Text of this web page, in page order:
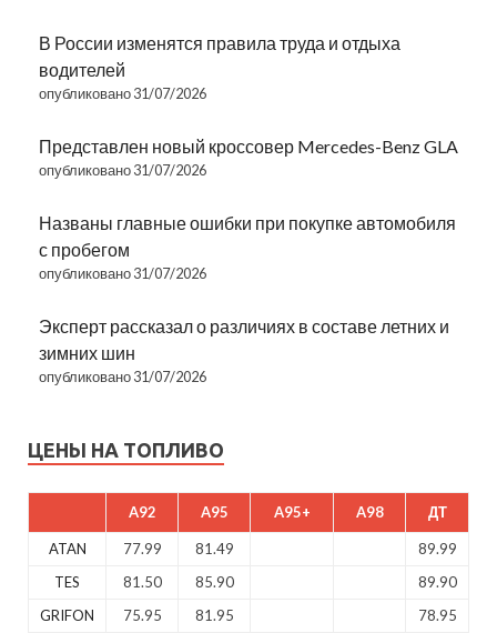
В России изменятся правила труда и отдыха
водителей
опубликовано 31/07/2026
Представлен новый кроссовер Mercedes-Benz GLA
опубликовано 31/07/2026
Названы главные ошибки при покупке автомобиля
с пробегом
опубликовано 31/07/2026
Эксперт рассказал о различиях в составе летних и
зимних шин
опубликовано 31/07/2026
ЦЕНЫ НА ТОПЛИВО
A92 A95 A95+ A98 ДТ
ATAN 77.99 81.49
89.99
TES
81.50 85.90
89.90
GRIFON
75.95 81.95 78.95